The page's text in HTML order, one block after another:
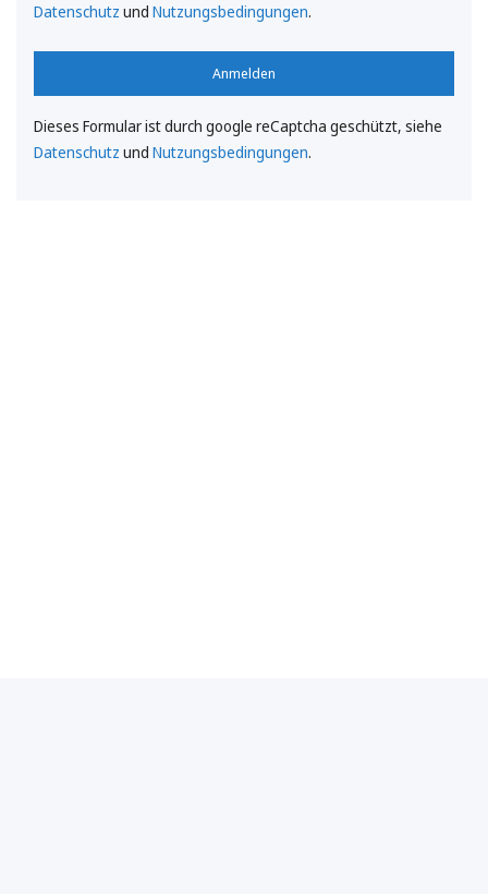
Datenschutz und Nutzungsbedingungen.
Anmelden
Dieses Formular ist durch google reCaptcha geschützt, siehe
Datenschutz und Nutzungsbedingungen.